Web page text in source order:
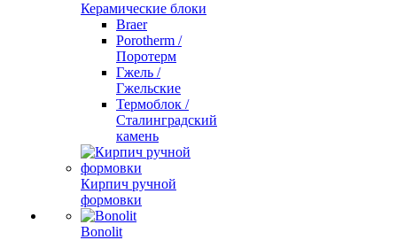
Керамические блоки
Braer
Porotherm /
Поротерм
Гжель /
Гжельские
Термоблок /
Сталинградский
камень
Кирпич ручной
формовки
Bonolit